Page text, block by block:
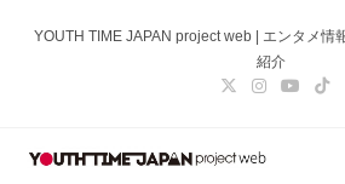
YOUTH TIME JAPAN project web | エンタメ情
紹介